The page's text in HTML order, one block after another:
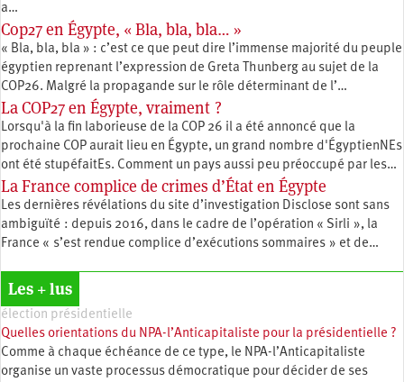
a…
Cop27 en Égypte, « Bla, bla, bla… »
« Bla, bla, bla » : c’est ce que peut dire l’immense majorité du peuple
égyptien reprenant l’expression de Greta Thunberg au sujet de la
COP26. Malgré la propagande sur le rôle déterminant de l’…
La COP27 en Égypte, vraiment ?
Lorsqu'à la fin laborieuse de la COP 26 il a été annoncé que la
prochaine COP aurait lieu en Égypte, un grand nombre d'ÉgyptienNEs
ont été stupéfaitEs. Comment un pays aussi peu préoccupé par les…
La France complice de crimes d’État en Égypte
Les dernières révélations du site d’investigation Disclose sont sans
ambiguïté : depuis 2016, dans le cadre de l’opération « Sirli », la
France « s’est rendue complice d’exécutions sommaires » et de…
Les + lus
élection présidentielle
Quelles orientations du NPA-l’Anticapitaliste pour la présidentielle ?
Comme à chaque échéance de ce type, le NPA-l’Anticapitaliste
organise un vaste processus démocratique pour décider de ses